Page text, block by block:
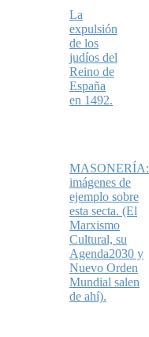
La
expulsión
de los
judíos del
Reino de
España
en 1492.
MASONERÍA:
imágenes de
ejemplo sobre
esta secta. (El
Marxismo
Cultural, su
Agenda2030 y
Nuevo Orden
Mundial salen
de ahí).